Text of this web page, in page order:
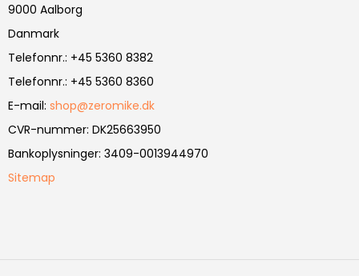
9000 Aalborg
Danmark
Telefonnr.: +45 5360 8382
Telefonnr.: +45 5360 8360
E-mail: shop@zeromike.dk
CVR-nummer: DK25663950
Bankoplysninger: 3409-0013944970
Sitemap